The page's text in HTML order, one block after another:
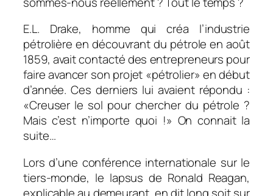
E.L. Drake, homme qui créa l’industrie
pétrolière en découvrant du pétrole en août
1859, avait contacté des entrepreneurs pour
faire avancer son projet «pétrolier» en début
d’année. Ces derniers lui avaient répondu :
«Creuser le sol pour chercher du pétrole ?
Mais c’est n’importe quoi !» On connait la
suite…
Lors d’une conférence internationale sur le
tiers-monde, le lapsus de Ronald Reagan,